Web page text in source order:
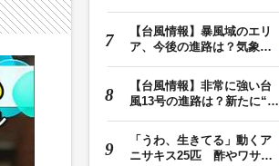
【台風情報】暴風域のエリ
ア、今後の進路は？気象予
【台風情報】非常に強い台
風13号の進路は？新たに“台
「うわ、生きてる」動くア
ニサキス25匹 酢やワサビ